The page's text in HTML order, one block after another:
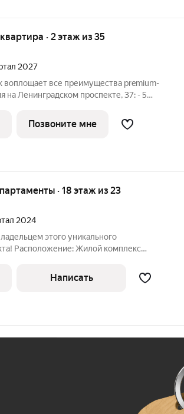
· 2 этаж из 35
2027
воплощает все преимущества premium-
на Ленинградском проспекте, 37: - 5
или «Москва-Сити», - 4
Позвоните мне
· 18 этаж из 23
2024
этого уникального
Расположение: Жилой комплекс
располагаются в корпусе MANHATTAN,
Написать